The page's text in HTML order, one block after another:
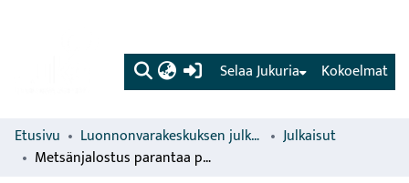
(current) Kokoelmat
Selaa Jukuria
Etusivu Luonnonvarakeskuksen julkaisut
Julkaisut
Metsänjalostus parantaa puiden laatua - Kososen teesit vailla pohjaa (vastine)